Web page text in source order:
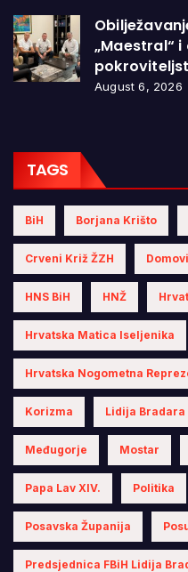
„Maestral“
August 6, 2026
TAGS
BiH Borjana Krišto
Crveni Križ ŽZH
HNS BiH HNŽ
Hrvatska Matica Iseljenika
Hrvatska Nogometna
Korizma Lidija Bradara
Međugorje Mostar
Papa Lav XIV. Politika
Posavska Županija
Predsjednica FBiH Lidija